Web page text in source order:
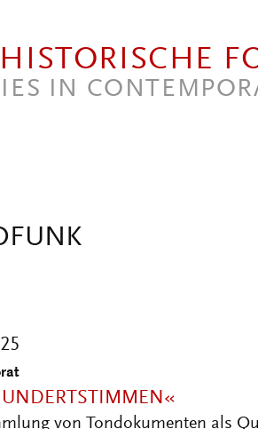
IN
von Tondokumenten als